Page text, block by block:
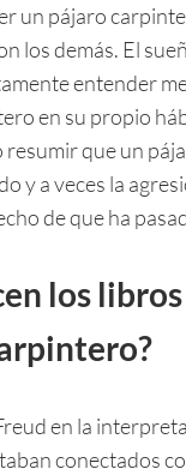
un pájaro
los demás. El
entender
en su propio
que un
y a veces la
de que ha
los
en la
conectados